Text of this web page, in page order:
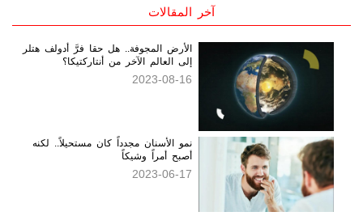
آخر المقالات
الأرض المجوفة.. هل حقا فرَّ أدولف هتلر
إلى العالم الآخر من أنتاركتيكا؟
2023-08-16
نمو الأسنان مجدداً كان مستحيلاً.. لكنه
أصبح أمراً وشيكاً
2023-06-17